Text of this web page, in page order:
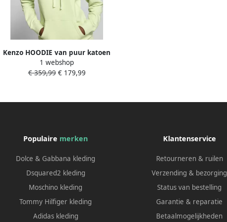
Kenzo HOODIE van puur katoen
1 webshop
€ 359,99€ 179,99
Populaire merken
Dolce & Gabbana kleding
Dsquared2 kleding
Moschino kleding
Tommy Hilfiger kleding
Adidas kleding
Klantenservice
Retourneren & ruilen
Verzending & bezorging
Status van bestelling
Garantie & reparatie
Betaalmogelijkheden